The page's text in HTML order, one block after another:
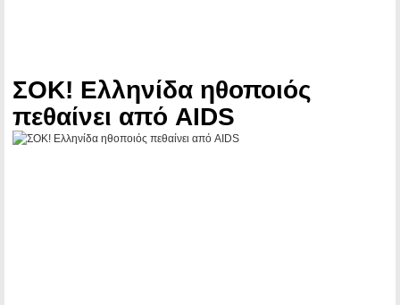
ΣΟΚ! Ελληνίδα ηθοποιός
πεθαίνει από AIDS